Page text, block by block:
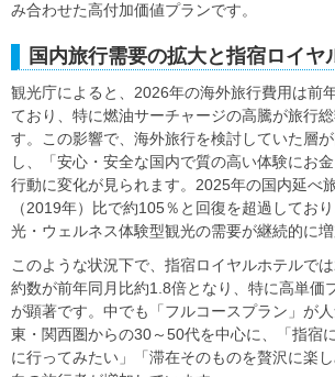
み合わせた高付加価値プランです。
国内旅行需要の拡大と指宿ロイヤ
観光庁によると、2026年の海外旅行費用は前
ており、特に燃油サーチャージの高騰が旅行
す。この影響で、海外旅行を検討していた層
し、「安心・安全な国内で質の高い体験にお
行動に変化が見られます。2025年の国内延べ
（2019年）比で約105％と回復を超過してお
光・ウェルネス体験型観光の需要が継続的に増
このような状況下で、指宿ロイヤルホテルで
約数が前年同月比約1.8倍となり、特に高単価
が顕著です。中でも「フルコースプラン」が
東・関西圏からの30～50代を中心に、「指宿
に行ってみたい」「滞在そのものを贅沢に楽